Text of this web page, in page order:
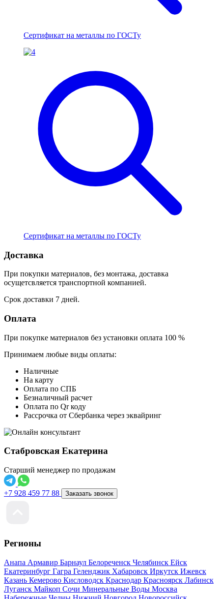
Сертификат на металлы по ГОСТу
Сертификат на металлы по ГОСТу
Доставка
При покупки материалов, без монтажа, доставка
осущетсвляется транспортной компанией.
Срок доставки 7 дней.
Оплата
При покупке материалов без установки оплата 100 %
Принимаем любые виды оплаты:
Наличные
На карту
Оплата по СПБ
Безналичный расчет
Оплата по Qr коду
Рассрочка от Сбербанка через эквайринг
Стабровская Екатерина
Старший менеджер по продажам
+7 928 459 77 88 Заказать звонок
Регионы
Анапа Армавир Барнаул Белореченск Челябинск Ейск
Екатеринбург Гагра Геленджик Хабаровск Иркутск Ижевск
Казань Кемерово Кисловодск Краснодар Красноярск Лабинск
Луганск Майкоп Сочи Минеральные Воды Москва